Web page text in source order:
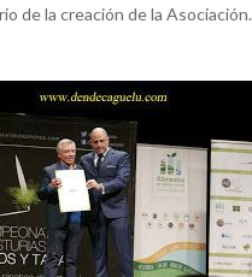
de la creación de la Asociación.